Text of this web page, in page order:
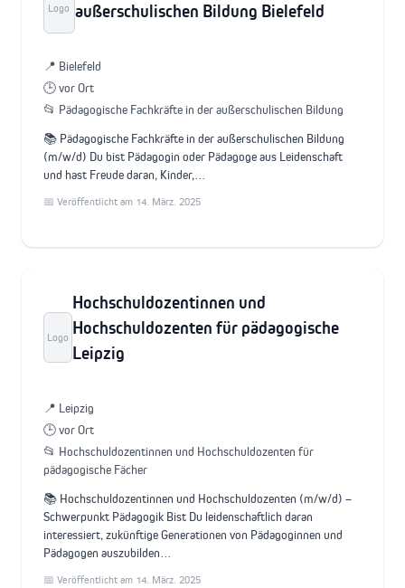
Logo außerschulischen Bildung Bielefeld
📍 Bielefeld
🕒 vor Ort
📂 Pädagogische Fachkräfte in der außerschulischen Bildung
📚 Pädagogische Fachkräfte in der außerschulischen Bildung
(m/w/d) Du bist Pädagogin oder Pädagoge aus Leidenschaft
und hast Freude daran, Kinder,…
📅 Veröffentlicht am 14. März. 2025
Logo
Hochschuldozentinnen und
Hochschuldozenten für pädagogische
Leipzig
📍 Leipzig
🕒 vor Ort
📂 Hochschuldozentinnen und Hochschuldozenten für
pädagogische Fächer
📚 Hochschuldozentinnen und Hochschuldozenten (m/w/d) –
Schwerpunkt Pädagogik Bist Du leidenschaftlich daran
interessiert, zukünftige Generationen von Pädagoginnen und
Pädagogen auszubilden…
📅 Veröffentlicht am 14. März. 2025